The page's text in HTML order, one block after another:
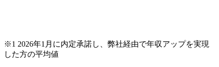
承ください。 【服装・持ち物】 ・特になし カジュアルな服
装でご参加ください。 【募集ポジション】 ITコンサルタン
※1 2026年1月に内定承諾し、弊社経由で年収アップを実現
した方の平均値